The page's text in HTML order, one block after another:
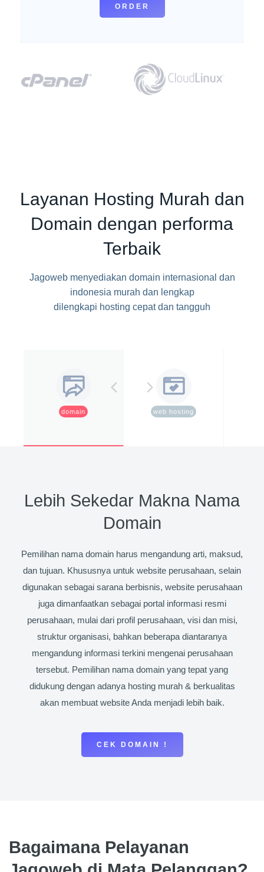
ORDER
Layanan Hosting Murah dan
Domain dengan performa
Terbaik
Jagoweb menyediakan domain internasional dan
indonesia murah dan lengkap
dilengkapi hosting cepat dan tangguh
domain web hosting
Lebih Sekedar Makna Nama
Domain
Pemilihan nama domain harus mengandung arti, maksud,
dan tujuan. Khususnya untuk website perusahaan, selain
digunakan sebagai sarana berbisnis, website perusahaan
juga dimanfaatkan sebagai portal informasi resmi
perusahaan, mulai dari profil perusahaan, visi dan misi,
struktur organisasi, bahkan beberapa diantaranya
mengandung informasi terkini mengenai perusahaan
tersebut. Pemilihan nama domain yang tepat yang
didukung dengan adanya hosting murah & berkualitas
akan membuat website Anda menjadi lebih baik.
CEK DOMAIN !
Bagaimana Pelayanan